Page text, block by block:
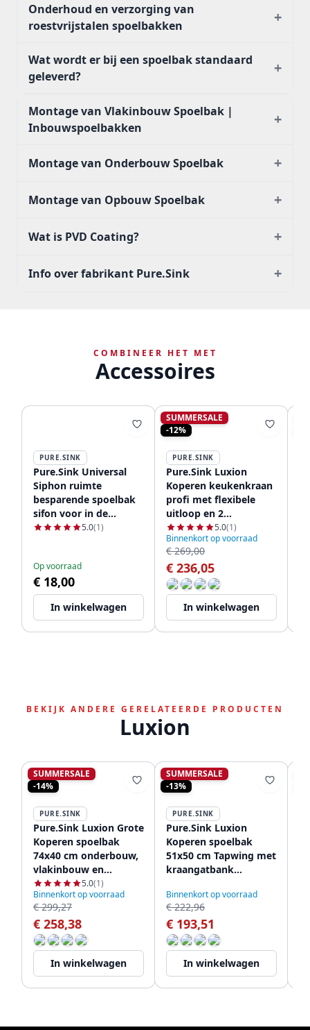
Onderhoud en verzorging van
roestvrijstalen spoelbakken
+
Wat wordt er bij een spoelbak standaard
geleverd?
+
Montage van Vlakinbouw Spoelbak |
Inbouwspoelbakken
+
Montage van Onderbouw Spoelbak +
Montage van Opbouw Spoelbak +
Wat is PVD Coating? +
Info over fabrikant Pure.Sink +
COMBINEER HET MET
Accessoires
PURE.SINK
Pure.Sink Universal
Siphon ruimte
besparende spoelbak
sifon voor in de
keuken met 2
32
5.0(1)
Op voorraad
€ 18,00
In winkelwagen
SUMMERSALE
-12%
PURE.SINK
Pure.Sink Luxion
Koperen keukenkraan
profi met flexibele
uitloop en 2
straalsoorten
PLXFLEX-62
5.0(1)
Binnenkort op voorraad
€ 269,00
€ 236,05
In winkelwagen
BEKIJK ANDERE GERELATEERDE PRODUCTEN
Luxion
SUMMERSALE
-14%
PURE.SINK
Pure.Sink Luxion Grote
Koperen spoelbak
74x40 cm onderbouw,
vlakinbouw en
opbouw PLX7440-62
5.0(1)
Binnenkort op voorraad
€ 299,27
€ 258,38
In winkelwagen
SUMMERSALE
-13%
PURE.SINK
Pure.Sink Luxion
Koperen spoelbak
51x50 cm Tapwing met
kraangatbank
Binnenkort op voorraad
€ 222,96
€ 193,51
In winkelwagen